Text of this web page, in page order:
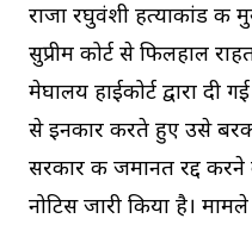
राजा रघुवंशी हत्याकांड
सुप्रीम कोर्ट से फिलहाल
मेघालय हाईकोर्ट द्वारा
से इनकार करते हुए उसे
सरकार की जमानत रद्द
नोटिस जारी किया है।